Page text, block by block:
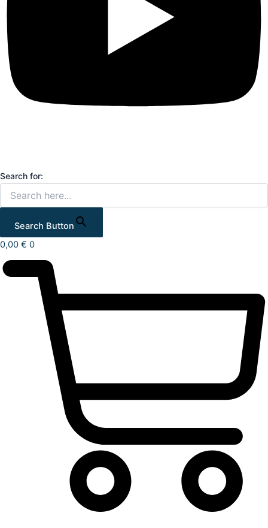
Search for:
Search Button
0,00 € 0